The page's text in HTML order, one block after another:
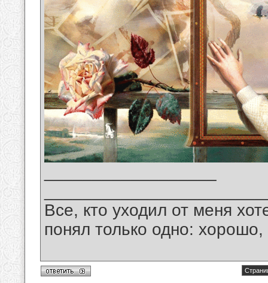
Все, кто уходил от меня
понял только одно: